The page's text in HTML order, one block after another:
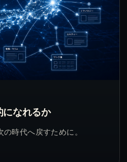
になれるか
時代へ戻すために。